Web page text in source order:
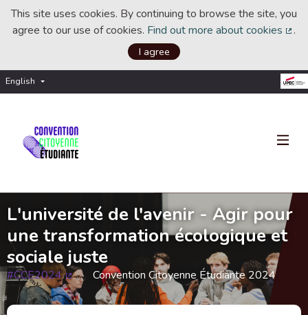
This site uses cookies. By continuing to browse the site, you
agree to our use of cookies. Find out more about cookies .
I agree
English Choisir la langue
L'université de l'avenir - Agir pour
une transformation écologique et
sociale juste
#CCE2024
(External link)
Convention Citoyenne Étudiante 2024